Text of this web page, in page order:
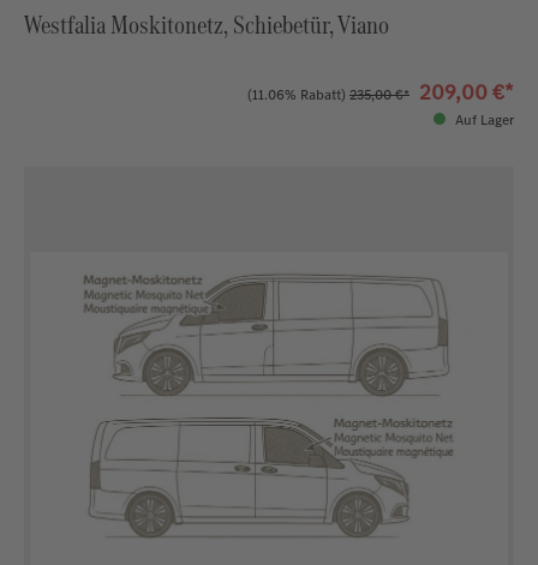
Westfalia Moskitonetz, Schiebetür, Viano
(11.06% Rabatt) 235,00 €* 209,00 €*
Auf Lager